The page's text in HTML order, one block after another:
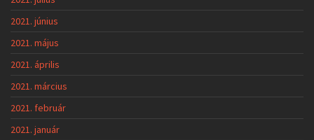
2021. június
2021. május
2021. április
2021. március
2021. február
2021. január